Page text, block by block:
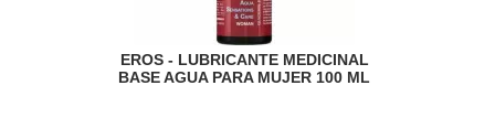
EROS - LUBRICANTE MEDICINAL
BASE AGUA PARA MUJER 100 ML